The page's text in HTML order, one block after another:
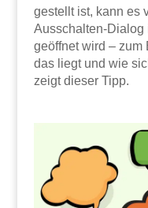
gestellt ist, kann es
Ausschalten-Dialog
geöffnet wird – zum
das liegt und wie
zeigt dieser Tipp.